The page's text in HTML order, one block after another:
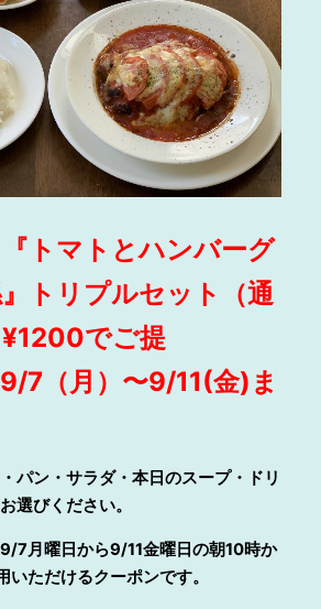
トマトとハンバーグ
トリプルセット（通
でご提
（月）〜9/11(金)ま
パン・サラダ・本日のスープ・ドリ
選びください。
7月曜日から9/11金曜日の朝10時か
いただけるクーポンです。